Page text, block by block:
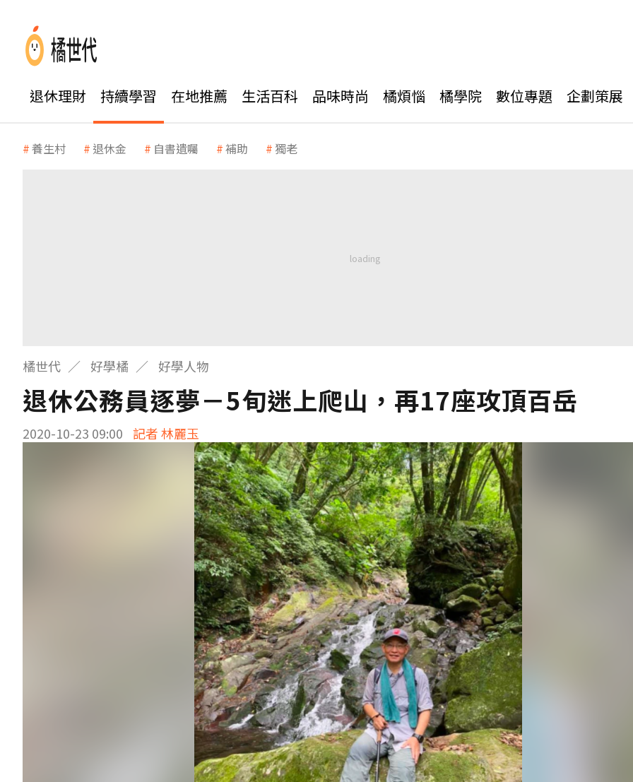
退休理財 持續學習 在地推薦 生活百科 品味時尚 橘煩惱 橘學院 數位專題 企劃策展
養生村 退休金 自書遺囑 補助 獨老
橘世代 好學橘 好學人物
退休公務員逐夢－5旬迷上爬山，再17座攻頂百岳
2020-10-23 09:00 記者 林麗玉